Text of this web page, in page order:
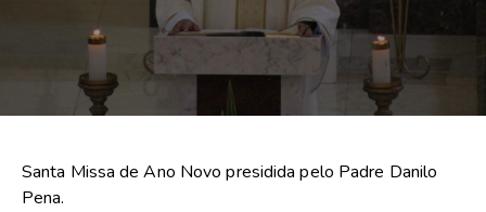
Santa Missa de Ano Novo presidida pelo Padre Danilo
Pena.